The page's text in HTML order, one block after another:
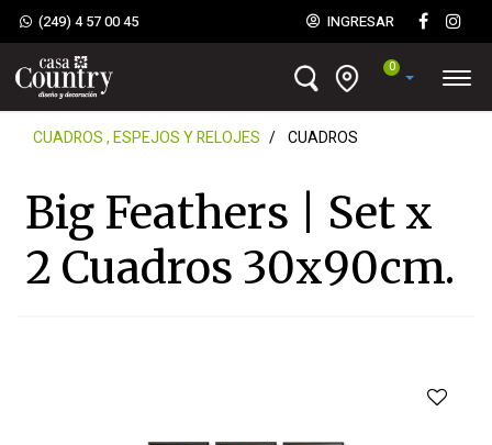
(249) 4 57 00 45 INGRESAR
0
CUADROS , ESPEJOS Y RELOJES CUADROS
Big Feathers | Set x
2 Cuadros 30x90cm.